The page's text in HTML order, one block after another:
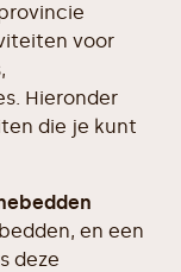
voor
Hieronder
die je kunt
en een
deze